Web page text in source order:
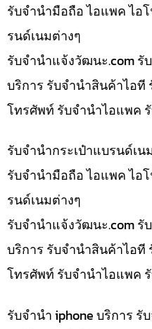
รับจำนำมือถือ ไอแพค ไอ
รนด์เนมต่างๆ
รับจํานําแจ้งวัฒนะ.com
บริการ รับจำนำสินค้าไอที
โทรศัพท์ รับจำนำไอแพค
รับจำนำกระเป๋าแบรนด์เ
รับจำนำมือถือ ไอแพค ไอ
รนด์เนมต่างๆ
รับจํานําแจ้งวัฒนะ.com รั
บริการ รับจำนำสินค้าไอที
โทรศัพท์ รับจำนำไอแพค
รับจำนำ iphone บริการ